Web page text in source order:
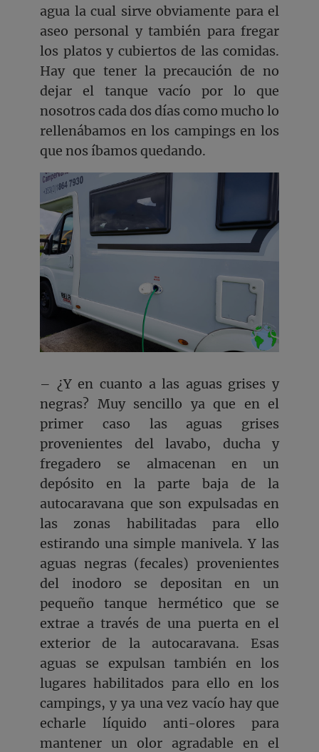
agua la cual sirve obviamente para el
aseo personal y también para fregar
los platos y cubiertos de las comidas.
Hay que tener la precaución de no
dejar el tanque vacío por lo que
nosotros cada dos días como mucho lo
rellenábamos en los campings en los
que nos íbamos quedando.
– ¿Y en cuanto a las aguas grises y
negras? Muy sencillo ya que en el
primer caso las aguas grises
provenientes del lavabo, ducha y
fregadero se almacenan en un
depósito en la parte baja de la
autocaravana que son expulsadas en
las zonas habilitadas para ello
estirando una simple manivela. Y las
aguas negras (fecales) provenientes
del inodoro se depositan en un
pequeño tanque hermético que se
extrae a través de una puerta en el
exterior de la autocaravana. Esas
aguas se expulsan también en los
lugares habilitados para ello en los
campings, y ya una vez vacío hay que
echarle líquido anti-olores para
mantener un olor agradable en el